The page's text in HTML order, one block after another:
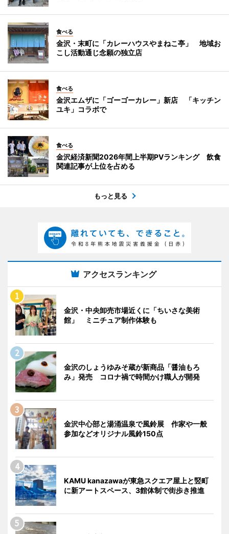
食べる
金沢・末町に「カレーハウスやまねこ亭」 地域お
こし活動通じ念願の独立店
食べる
金沢エムザに「ゴーゴーカレー」新店 「キッチン
ユキ」コラボで
食べる
金沢経済新聞2026年間上半期PVランキング 飲食
関連記事が上位を占める
もっと見る
アクセスランキング
金沢・中央卸売市場近くに「ちいさな美術
館」 ミニチュア制作体験も
金沢のしょうゆみそ蔵が新商品「醤油もろ
み」発売 コロナ禍で時間かけ職人が開発
金沢中心部と湯涌温泉で風鈴展 作家や一般
参加などオリジナル風鈴150点
KAMU kanazawaが東急スクエア屋上と竪町
に新アートスペース、3館体制で街歩き推進